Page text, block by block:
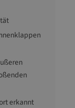
erkannt